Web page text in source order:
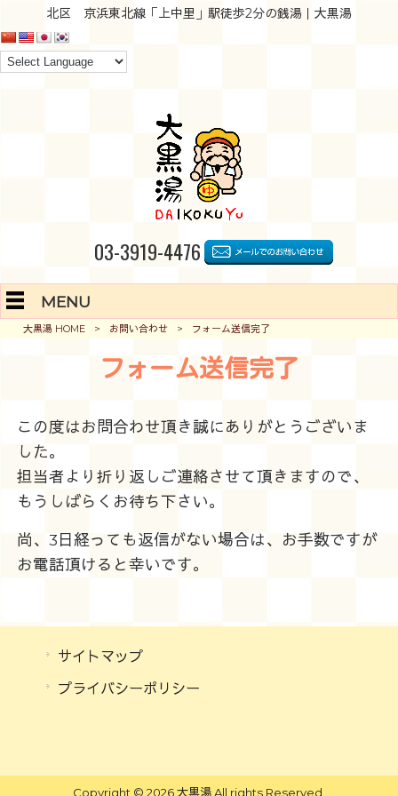
北区 京浜東北線「上中里」駅徒歩2分の銭湯｜大黒湯
03-3919-4476
MENU
大黒湯 HOME > お問い合わせ > フォーム送信完了
フォーム送信完了
この度はお問合わせ頂き誠にありがとうございま
した。
担当者より折り返しご連絡させて頂きますので、
もうしばらくお待ち下さい。
尚、3日経っても返信がない場合は、お手数ですが
お電話頂けると幸いです。
サイトマップ
プライバシーポリシー
Copyright © 2026 大黒湯 All rights Reserved.